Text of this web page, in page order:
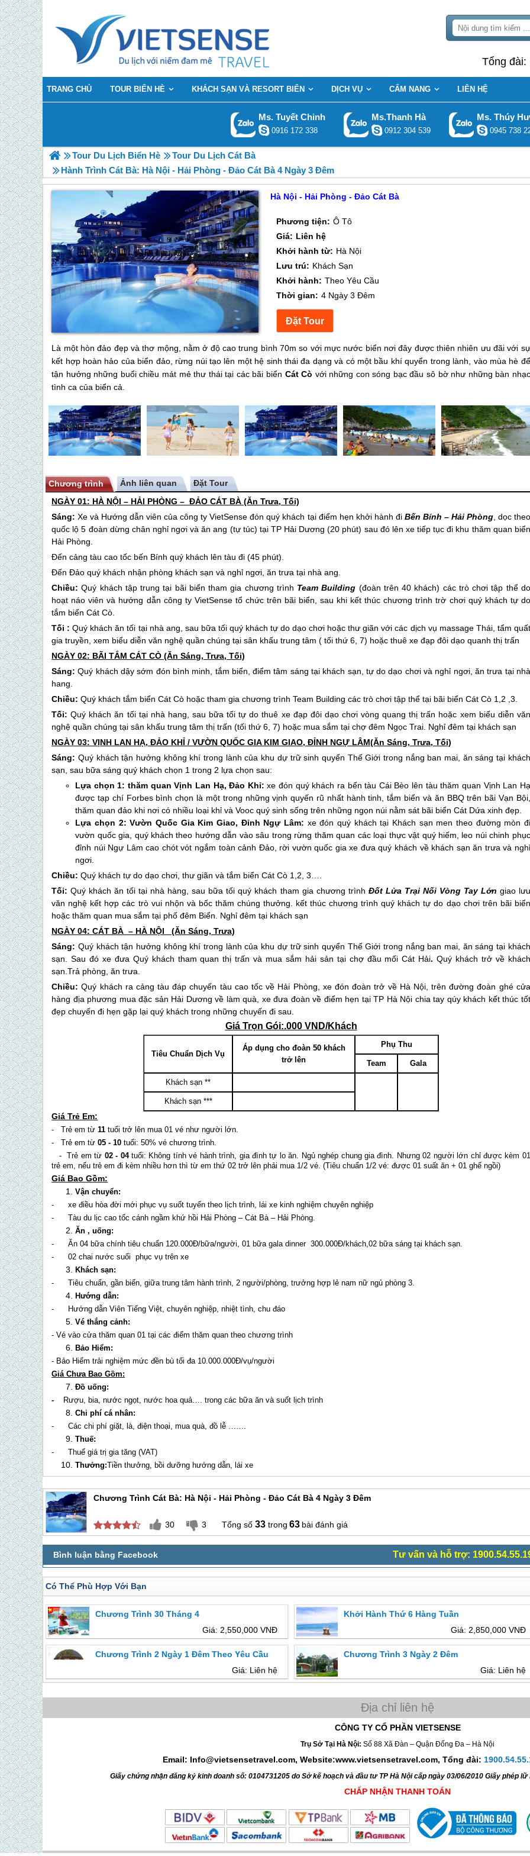
Tổng đài:
TRANG CHỦ TOUR BIỂN HÈ KHÁCH SẠN VÀ RESORT BIỂN DỊCH VỤ CẨM NANG LIÊN HỆ
Ms. Tuyết Chinh
0916 172 338
Ms.Thanh Hà
0912 304 539
Ms. Thúy
0945 738
Tour Du Lịch Biển Hè
Tour Du Lịch Cát Bà
Hành Trình Cát Bà: Hà Nội - Hải Phòng - Đảo Cát Bà 4 Ngày 3 Đêm
Hà Nội - Hải Phòng - Đảo Cát Bà
Phương tiện: Ô Tô
Giá: Liên hệ
Khởi hành từ: Hà Nội
Lưu trú: Khách Sạn
Khởi hành: Theo Yêu Cầu
Thời gian: 4 Ngày 3 Đêm
Là một hòn đảo đẹp và thơ mộng, nằm ở độ cao trung bình 70m so với mực nước biển nơi đây được thiên nhiên ưu đãi với sự
kết hợp hoàn hảo của biển đảo, rừng núi tạo lên một hệ sinh thái đa dạng và có một bầu khí quyển trong lành, vào mùa hè để
tận hưởng những buổi chiều mát mẻ thư thái tại các bãi biển Cát Cò với những con sóng bạc đầu sô bờ như những bàn nhạc
tình ca của biển cả.
Chương trình
Ảnh liên quan
NGÀY 01: HÀ NỘI – HẢI PHÒNG – ĐẢOCÁT BÀ (Ăn Trưa, Tối)
Sáng:Xe và Hướng dẫn viên của công ty VietSense đón quý khách tại điểm hẹn khởi hành đi Bến Bính – Hải Phòng, dọc theo
quốc lộ 5 đoàn dừng chân nghỉ ngơi và ăn ang (tự túc) tại TP Hải Dương (20 phút) sau đó lên xe tiếp tục đi khu thăm quan biển
Hải Phòng.
Đến cảng tàu cao tốc bến Bính quý khách lên tàu đi (45 phút).
Đến Đảo quý khách nhận phòng khách sạn và nghỉ ngơi, ăn trưa tại nhà ang.
Chiều:Quý khách tập trung tại bãi biển tham gia chương trình Team Building (đoàn trên 40 khách) các trò chơi tập thể do
hoạt náo viên và hướng dẫn công ty VietSense tổ chức trên bãi biển, sau khi kết thúc chương trình trờ chơi quý khách tự do
tắm biển Cát Cò.
Tối :Quý khách ăn tối tại nhà ang, sau bữa tối quý khách tự do dạo chơi hoặc thư giãn với các dịch vụ massage Thái, tẩm quất
gia truyền, xem biểu diễn văn nghệ quần chúng tại sân khấu trung tâm ( tối thứ 6, 7) hoặc thuê xe đạp đôi dạo quanh thị trấn
NGÀY 02: BÃI TẮM CÁT CÒ (Ăn Sáng, Trưa, Tối)
Sáng:Quý khách dậy sớm đón bình minh, tắm biển, điểm tâm sáng tại khách sạn, tự do dạo chơi và nghỉ ngơi, ăn trưa tại nhà
hang.
Chiều:Quý khách tắm biển Cát Cò hoặc tham gia chương trình Team Building các trò chơi tập thể tại bãi biển Cát Cò 1,2 ,3.
Tối:Quý khách ăn tối tại nhà hang, sau bữa tối tự do thuê xe đạp đôi dạo chơi vòng quang thị trấn hoặc xem biểu diễn văn
nghệ quần chúng tại sân khấu trung tâm thị trấn (tối thứ 6, 7) hoặc mua sắm tại chợ đêm Ngọc Trai. Nghỉ đêm tại khách sạn
NGÀY 03: VỊNH LAN HẠ, ĐẢO KHỈ / VƯỜN QUỐC GIA KIM GIAO, ĐỈNH NGỰ LÂM(Ăn Sáng, Trưa, Tối)
Sáng: Quý khách tận hưởng không khí trong lành của khu dự trữ sinh quyển Thế Giới trong nắng ban mai, ăn sáng tại khách
sạn, sau bữa sáng quý khách chọn 1 trong 2 lựa chọn sau:
Lựa chọn 1: thăm quan Vịnh Lan Hạ, Đảo Khỉ: xe đón quý khách ra bến tàu Cái Bèo lên tàu thăm quan Vịnh Lan Hạ
được tạp chí Forbes bình chọn là một trong những vịnh quyến rũ nhất hành tinh, tắm biển và ăn BBQ trên bãi Vạn Bội,
thăm quan đảo khi nơi có nhiều loại khỉ và Vooc quý sinh sống trên những ngọn núi nằm sát bãi biển Cát Dứa xinh đẹp.
Lựa chọn 2: Vườn Quốc Gia Kim Giao, Đỉnh Ngự Lâm: xe đón quý khách tại Khách sạn men theo đường mòn đi
vườn quốc gia, quý khách theo hướng dẫn vào sâu trong rừng thăm quan các loại thực vật quý hiếm, leo núi chinh phục
đỉnh núi Ngự Lâm cao chót vót ngắm toàn cảnh Đảo, rời vườn quốc gia xe đưa quý khách về khách sạn ăn trưa và nghỉ
ngơi.
Chiều:Quý khách tự do dạo chơi, thư giãn và tắm biển Cát Cò 1,2, 3….
Tối:Quý khách ăn tối tại nhà hàng, sau bữa tối quý khách tham gia chương trình Đốt Lửa Trại Nối Vòng Tay Lớn giao lưu
văn nghệ kết hợp các trò vui nhộn và bốc thăm chúng thưởng. kết thúc chương trình quý khách tự do dạo chơi trên bãi biển
hoặc thăm quan mua sắm tại phố đêm Biển. Nghỉ đêm tại khách sạn
NGÀY 04:CÁT BÀ – HÀ NỘI (Ăn Sáng, Trưa)
Sáng: Quý khách tận hưởng không khí trong lành của khu dự trữ sinh quyển Thế Giới trong nắng ban mai, ăn sáng tại khách
sạn. Sau đó xe đưa Quý khách tham quan thị trấn và mua sắm hải sản tại chợ đầu mối Cát Hải.Quý khách trở về khách
sạn.Trả phòng, ăn trưa.
Chiều:Quý khách ra cảng tàu đáp chuyến tàu cao tốc về Hải Phòng, xe đón đoàn trở về Hà Nội, trên đường đoàn ghé cửa
hàng địa phương mua đặc sản Hải Dương về làm quà, xe đưa đoàn về điểm hẹn tại TP Hà Nội chia tay qúy khách kết thúc tốt
đẹp chuyến đi hẹn gặp lại quý khách trong những chuyến đi sau.
Giá Trọn Gói:.000 VND/Khách
Tiêu Chuẩn Dịch Vụ
Áp dụng cho đoàn 50 khách
trở lên
Phụ Thu
Team Gala
Khách sạn **
Khách sạn ***
Giá Trẻ Em:
- Trẻ em từ11 tuổi trở lên mua 01 vé như người lớn.
- Trẻ em từ05 - 10 tuổi: 50% vé chương trình.
- Trẻ em từ 02 - 04tuổi: Không tính vé hành trình, gia đình tự lo ăn. Ngủ nghép chung gia đình. Nhưng 02 người lớn chỉ được kèm 01
trẻ em, nếu trẻ em đi kèm nhiều hơn thì từ em thứ 02 trở lên phải mua 1/2 vé. (Tiêu chuẩn 1/2 vé: được 01 suất ăn + 01 ghế ngồi)
Giá Bao Gồm:
Vận chuyển:
- xe điều hòa đời mới phục vụ suốt tuyến theo lịch trình, lái xe kinh nghiệm chuyên nghiệp
- Tàu du lịc cao tốc cánh ngầm khứ hồi Hải Phòng –Cát Bà– Hải Phòng.
Ăn , uống:
- Ăn 04 bữa chính tiêu chuẩn 120.000Đ/bữa/người, 01 bữa gala dinner 300.000Đ/khách,02 bữa sáng tại khách sạn.
- 02 chai nước suối phục vụ trên xe
Khách sạn:
- Tiêu chuẩn, gần biển, giữa trung tâm hành trình, 2 người/phòng, trưởng hợp lẻ nam nữ ngủ phòng 3.
Hướng dẫn:
- Hướng dẫn Viên Tiếng Việt, chuyên nghiệp, nhiệt tình, chu đáo
Vé thắng cảnh:
- Vé vào cửa thăm quan 01 tại các điểm thăm quan theo chương trình
Bảo Hiểm:
- Bảo Hiểm trải nghiệm mức đền bù tối đa 10.000.000Đ/vụ/người
Giá Chưa Bao Gồm:
Đồ uống:
-
Rượu, bia, nước ngọt, nước hoa quả…. trong các bữa ăn và suốt lịch trình
Chi phí cá nhân:
- Các chi phí giặt, là, điện thoại, mua quà, đồ lễ …….
Thuế:
- Thuế giá trị gia tăng (VAT)
Thưởng:Tiền thưởng, bồi dưỡng hướng dẫn, lái xe
Chương Trình Cát Bà: Hà Nội - Hải Phòng - Đảo Cát Bà 4 Ngày 3 Đêm
30 3 33 63 bài đánh giá
Tư vấn và hỗ trợ:
Có Thể Phù Hợp Với Bạn
Chương Trình 30 Tháng 4
Giá: 2,550,000 VNĐ
Khởi Hành Thứ 6 Hàng Tuần
Giá: 2,850,000 VNĐ
Chương Trình 2 Ngày 1 Đêm Theo Yêu Cầu
Giá: Liên hệ
Chương Trình 3 Ngày 2 Đêm
Giá: Liên hệ
CÔNG TY CỔ PHẦN VIETSENSE
Trụ Sở Tại Hà Nội: Số 88 Xã Đàn – Quận Đống Đa – Hà Nội
Email: Info@vietsensetravel.com, Website:www.vietsensetravel.com, Tổng đài:
Giấy chứng nhận đăng ký kinh doanh số: 0104731205 do Sở kế hoạch và đầu tư TP Hà Nội cấp ngày 03/06/2010 Giấy phép lữ
CHẤP NHẬN THANH TOÁN